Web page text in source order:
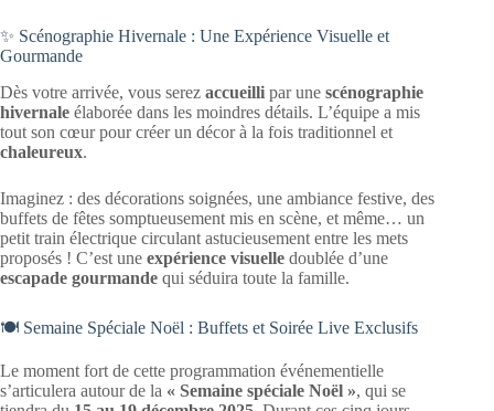
✨ Scénographie Hivernale : Une Expérience Visuelle et
Gourmande
Dès votre arrivée, vous serez accueilli par une scénographie
hivernale élaborée dans les moindres détails. L’équipe a mis
tout son cœur pour créer un décor à la fois traditionnel et
chaleureux.
Imaginez : des décorations soignées, une ambiance festive, des
buffets de fêtes somptueusement mis en scène, et même… un
petit train électrique circulant astucieusement entre les mets
proposés ! C’est une expérience visuelle doublée d’une
escapade gourmande qui séduira toute la famille.
🍽️ Semaine Spéciale Noël : Buffets et Soirée Live Exclusifs
Le moment fort de cette programmation événementielle
s’articulera autour de la « Semaine spéciale Noël », qui se